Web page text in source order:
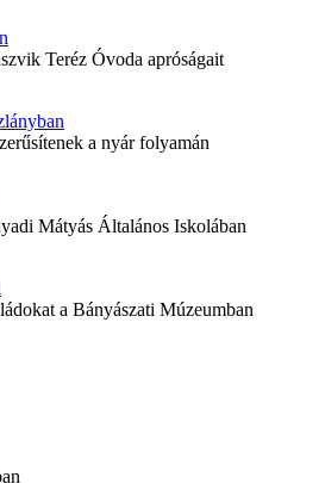
Teréz Óvoda apróságait
a nyár folyamán
Mátyás Általános Iskolában
a Bányászati Múzeumban